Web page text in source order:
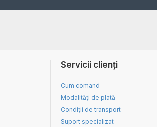
Servicii clienți
Cum comand
Modalități de plată
Condiții de transport
Suport specializat